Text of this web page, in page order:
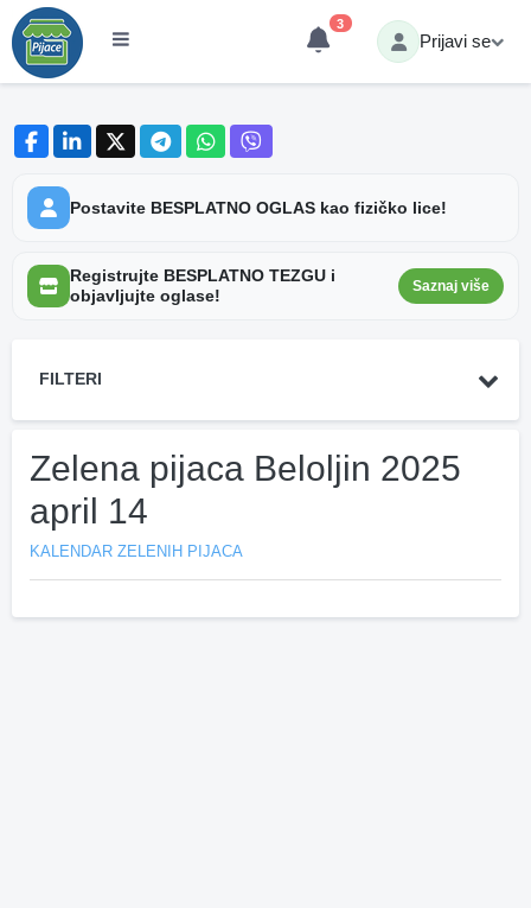
3
Prijavi se
Postavite BESPLATNO OGLAS kao fizičko lice!
Registrujte BESPLATNO TEZGU i
objavljujte oglase!
Saznaj više
FILTERI
Zelena pijaca Beloljin 2025
april 14
KALENDAR ZELENIH PIJACA